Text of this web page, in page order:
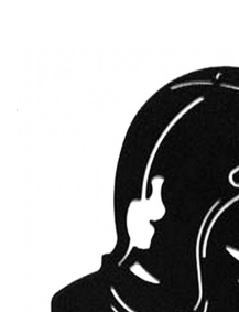
asiatique